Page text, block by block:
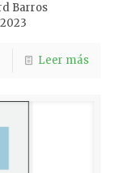
Barros
Leer más